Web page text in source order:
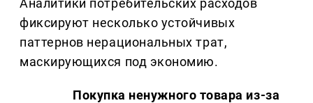
фиксируют несколько устойчивых
паттернов нерациональных трат,
маскирующихся под экономию.
Покупка ненужного товара из-за